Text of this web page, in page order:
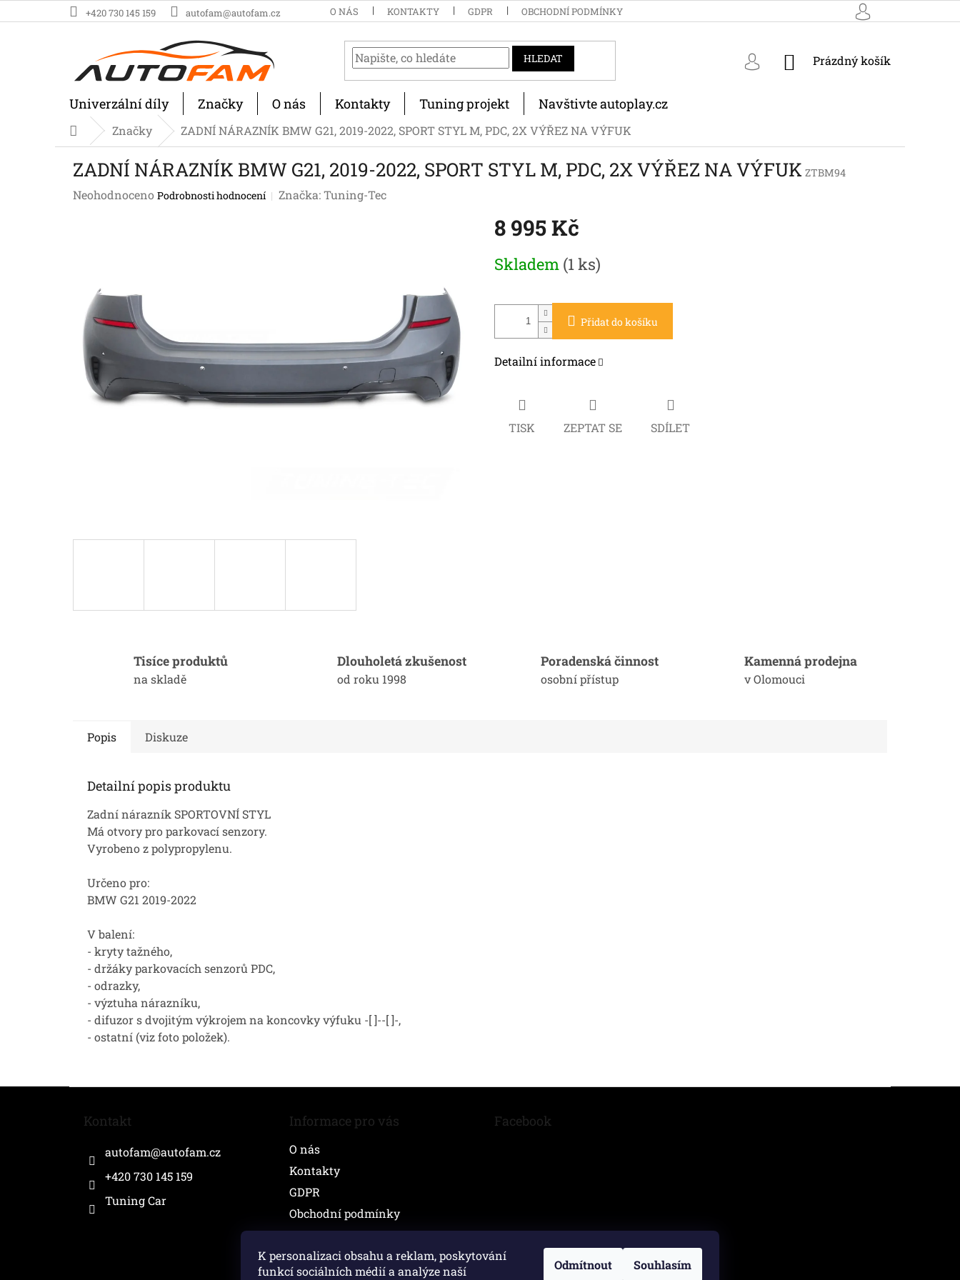
K personalizaci obsahu a reklam, poskytování
funkcí sociálních médií a analýze naší
Odmítnout Souhlasím
na
+420 730 145 159 autofam@autofam.cz O NÁS KONTAKTY GDPR OBCHODNÍ PODMÍNKY
HLEDAT
NÁKUPNÍ
Prázdný košík
Univerzální díly Značky O nás Kontakty Tuning projekt Navštivte autoplay.cz
DomůZnačky ZADNÍ NÁRAZNÍK BMW G21, 2019-2022, SPORT STYL M, PDC, 2X VÝŘEZ NA VÝFUK
ZADNÍ NÁRAZNÍK BMW G21, 2019-2022, SPORT STYL M, PDC, 2X VÝŘEZ NA VÝFUK ZTBM94
Průměrné
hvězdiček.
Neohodnoceno Podrobnosti hodnocení Značka:Tuning-Tec
8 995 Kč
cena:
Skladem (1 ks)
Přidat do košíku
Detailní informace
TISK ZEPTAT SE SDÍLET
Tisíce produktů
na skladě
Dlouholetá zkušenost
od roku 1998
Poradenská činnost
osobní přístup
Kamenná prodejna
v Olomouci
Popis Diskuze
Detailní popis produktu
Zadní nárazník SPORTOVNÍ STYL
Má otvory pro parkovací senzory.
Vyrobeno z polypropylenu.
Určeno pro:
BMW G21 2019-2022
V balení:
- kryty tažného,
- držáky parkovacích senzorů PDC,
- odrazky,
- výztuha nárazníku,
- difuzor s dvojitým výkrojem na koncovky výfuku -[ ]--[ ]-,
- ostatní (viz foto položek).
Kontakt
autofam@autofam.cz
+420 730 145 159
Tuning Car
Informace pro vás
O nás
Kontakty
GDPR
Obchodní podmínky
Facebook